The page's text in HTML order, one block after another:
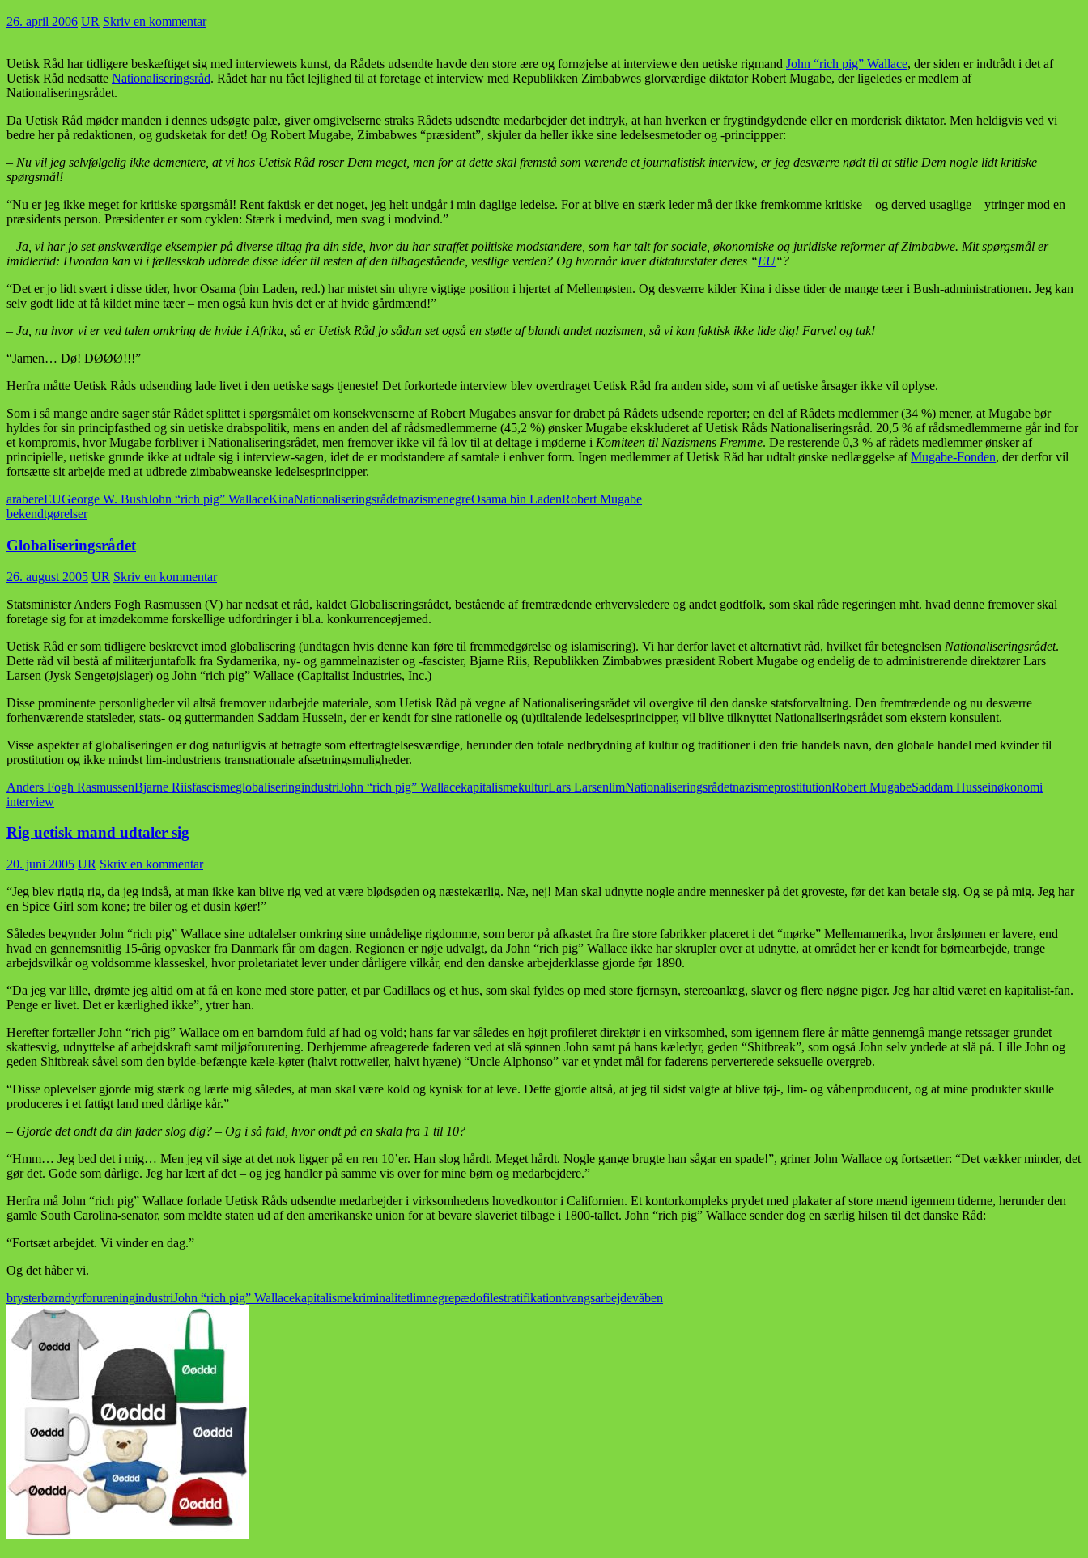
26. april 2006 UR Skriv en kommentar
Uetisk Råd har tidligere beskæftiget sig med interviewets kunst, da Rådets udsendte havde den store ære og fornøjelse at interviewe den uetiske rigmand John “rich pig” Wallace, der siden er indtrådt i det af
Uetisk Råd nedsatte Nationaliseringsråd. Rådet har nu fået lejlighed til at foretage et interview med Republikken Zimbabwes glorværdige diktator Robert Mugabe, der ligeledes er medlem af
Nationaliseringsrådet.
Da Uetisk Råd møder manden i dennes udsøgte palæ, giver omgivelserne straks Rådets udsendte medarbejder det indtryk, at han hverken er frygtindgydende eller en morderisk diktator. Men heldigvis ved vi
bedre her på redaktionen, og gudsketak for det! Og Robert Mugabe, Zimbabwes “præsident”, skjuler da heller ikke sine ledelsesmetoder og -princippper:
– Nu vil jeg selvfølgelig ikke dementere, at vi hos Uetisk Råd roser Dem meget, men for at dette skal fremstå som værende et journalistisk interview, er jeg desværre nødt til at stille Dem nogle lidt kritiske
spørgsmål!
“Nu er jeg ikke meget for kritiske spørgsmål! Rent faktisk er det noget, jeg helt undgår i min daglige ledelse. For at blive en stærk leder må der ikke fremkomme kritiske – og derved usaglige – ytringer mod en
præsidents person. Præsidenter er som cyklen: Stærk i medvind, men svag i modvind.”
– Ja, vi har jo set ønskværdige eksempler på diverse tiltag fra din side, hvor du har straffet politiske modstandere, som har talt for sociale, økonomiske og juridiske reformer af Zimbabwe. Mit spørgsmål er
imidlertid: Hvordan kan vi i fællesskab udbrede disse idéer til resten af den tilbagestående, vestlige verden? Og hvornår laver diktaturstater deres “EU“?
“Det er jo lidt svært i disse tider, hvor Osama (bin Laden, red.) har mistet sin uhyre vigtige position i hjertet af Mellemøsten. Og desværre kilder Kina i disse tider de mange tæer i Bush-administrationen. Jeg kan
selv godt lide at få kildet mine tæer – men også kun hvis det er af hvide gårdmænd!”
– Ja, nu hvor vi er ved talen omkring de hvide i Afrika, så er Uetisk Råd jo sådan set også en støtte af blandt andet nazismen, så vi kan faktisk ikke lide dig! Farvel og tak!
“Jamen… Dø! DØØØ!!!”
Herfra måtte Uetisk Råds udsending lade livet i den uetiske sags tjeneste! Det forkortede interview blev overdraget Uetisk Råd fra anden side, som vi af uetiske årsager ikke vil oplyse.
Som i så mange andre sager står Rådet splittet i spørgsmålet om konsekvenserne af Robert Mugabes ansvar for drabet på Rådets udsende reporter; en del af Rådets medlemmer (34 %) mener, at Mugabe bør
hyldes for sin principfasthed og sin uetiske drabspolitik, mens en anden del af rådsmedlemmerne (45,2 %) ønsker Mugabe ekskluderet af Uetisk Råds Nationaliseringsråd. 20,5 % af rådsmedlemmerne går ind for
et kompromis, hvor Mugabe forbliver i Nationaliseringsrådet, men fremover ikke vil få lov til at deltage i møderne i Komiteen til Nazismens Fremme. De resterende 0,3 % af rådets medlemmer ønsker af
principielle, uetiske grunde ikke at udtale sig i interview-sagen, idet de er modstandere af samtale i enhver form. Ingen medlemmer af Uetisk Råd har udtalt ønske nedlæggelse afMugabe-Fonden, der derfor vil
fortsætte sit arbejde med at udbrede zimbabweanske ledelsesprincipper.
arabereEUGeorge W. BushJohn “rich pig” WallaceKinaNationaliseringsrådetnazismenegreOsama bin LadenRobert Mugabe
bekendtgørelser
Globaliseringsrådet
26. august 2005 UR Skriv en kommentar
Statsminister Anders Fogh Rasmussen (V) har nedsat et råd, kaldet Globaliseringsrådet, bestående af fremtrædende erhvervsledere og andet godtfolk, som skal råde regeringen mht. hvad denne fremover skal
foretage sig for at imødekomme forskellige udfordringer i bl.a. konkurrenceøjemed.
Uetisk Råd er som tidligere beskrevet imod globalisering (undtagen hvis denne kan føre til fremmedgørelse og islamisering). Vi har derfor lavet et alternativt råd, hvilket får betegnelsen Nationaliseringsrådet.
Dette råd vil bestå af militærjuntafolk fra Sydamerika, ny- og gammelnazister og -fascister, Bjarne Riis, Republikken Zimbabwes præsident Robert Mugabe og endelig de to administrerende direktører Lars
Larsen (Jysk Sengetøjslager) og John “rich pig” Wallace (Capitalist Industries, Inc.)
Disse prominente personligheder vil altså fremover udarbejde materiale, som Uetisk Råd på vegne af Nationaliseringsrådet vil overgive til den danske statsforvaltning. Den fremtrædende og nu desværre
forhenværende statsleder, stats- og guttermanden Saddam Hussein, der er kendt for sine rationelle og (u)tiltalende ledelsesprincipper, vil blive tilknyttet Nationaliseringsrådet som ekstern konsulent.
Visse aspekter af globaliseringen er dog naturligvis at betragte som eftertragtelsesværdige, herunder den totale nedbrydning af kultur og traditioner i den frie handels navn, den globale handel med kvinder til
prostitution og ikke mindst lim-industriens transnationale afsætningsmuligheder.
Anders Fogh RasmussenBjarne RiisfascismeglobaliseringindustriJohn “rich pig” WallacekapitalismekulturLars LarsenlimNationaliseringsrådetnazismeprostitutionRobert MugabeSaddam Husseinøkonomi
interview
Rig uetisk mand udtaler sig
20. juni 2005 UR Skriv en kommentar
“Jeg blev rigtig rig, da jeg indså, at man ikke kan blive rig ved at være blødsøden og næstekærlig. Næ, nej! Man skal udnytte nogle andre mennesker på det groveste, før det kan betale sig. Og se på mig. Jeg har
en Spice Girl som kone; tre biler og et dusin køer!”
Således begynder John “rich pig” Wallace sine udtalelser omkring sine umådelige rigdomme, som beror på afkastet fra fire store fabrikker placeret i det “mørke” Mellemamerika, hvor årslønnen er lavere, end
hvad en gennemsnitlig 15-årig opvasker fra Danmark får om dagen. Regionen er nøje udvalgt, da John “rich pig” Wallace ikke har skrupler over at udnytte, at området her er kendt for børnearbejde, trange
arbejdsvilkår og voldsomme klasseskel, hvor proletariatet lever under dårligere vilkår, end den danske arbejderklasse gjorde før 1890.
“Da jeg var lille, drømte jeg altid om at få en kone med store patter, et par Cadillacs og et hus, som skal fyldes op med store fjernsyn, stereoanlæg, slaver og flere nøgne piger. Jeg har altid været en kapitalist-fan.
Penge er livet. Det er kærlighed ikke”, ytrer han.
Herefter fortæller John “rich pig” Wallace om en barndom fuld af had og vold; hans far var således en højt profileret direktør i en virksomhed, som igennem flere år måtte gennemgå mange retssager grundet
skattesvig, udnyttelse af arbejdskraft samt miljøforurening. Derhjemme afreagerede faderen ved at slå sønnen John samt på hans kæledyr, geden “Shitbreak”, som også John selv yndede at slå på. Lille John og
geden Shitbreak såvel som den bylde-befængte kæle-køter (halvt rottweiler, halvt hyæne) “Uncle Alphonso” var et yndet mål for faderens perverterede seksuelle overgreb.
“Disse oplevelser gjorde mig stærk og lærte mig således, at man skal være kold og kynisk for at leve. Dette gjorde altså, at jeg til sidst valgte at blive tøj-, lim- og våbenproducent, og at mine produkter skulle
produceres i et fattigt land med dårlige kår.”
– Gjorde det ondt da din fader slog dig? – Og i så fald, hvor ondt på en skala fra 1 til 10?
“Hmm… Jeg bed det i mig… Men jeg vil sige at det nok ligger på en ren 10’er. Han slog hårdt. Meget hårdt. Nogle gange brugte han sågar en spade!”, griner John Wallace og fortsætter: “Det vækker minder, det
gør det. Gode som dårlige. Jeg har lært af det – og jeg handler på samme vis over for mine børn og medarbejdere.”
Herfra må John “rich pig” Wallace forlade Uetisk Råds udsendte medarbejder i virksomhedens hovedkontor i Californien. Et kontorkompleks prydet med plakater af store mænd igennem tiderne, herunder den
gamle South Carolina-senator, som meldte staten ud af den amerikanske union for at bevare slaveriet tilbage i 1800-tallet. John “rich pig” Wallace sender dog en særlig hilsen til det danske Råd:
“Fortsæt arbejdet. Vi vinder en dag.”
Og det håber vi.
brysterbørndyrforureningindustriJohn “rich pig” Wallacekapitalismekriminalitetlimnegrepædofilestratifikationtvangsarbejdevåben